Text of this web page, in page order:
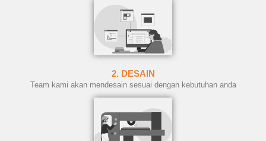
2. DESAIN
Team kami akan mendesain sesuai dengan kebutuhan anda